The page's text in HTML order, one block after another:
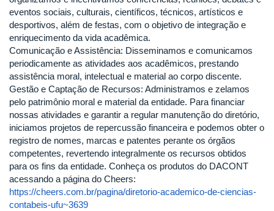
eventos sociais, culturais, científicos, técnicos, artísticos e
desportivos, além de festas, com o objetivo de integração e
enriquecimento da vida acadêmica.
Comunicação e Assistência: Disseminamos e comunicamos
periodicamente as atividades aos acadêmicos, prestando
assistência moral, intelectual e material ao corpo discente.
Gestão e Captação de Recursos: Administramos e zelamos
pelo patrimônio moral e material da entidade. Para financiar
nossas atividades e garantir a regular manutenção do diretório,
iniciamos projetos de repercussão financeira e podemos obter o
registro de nomes, marcas e patentes perante os órgãos
competentes, revertendo integralmente os recursos obtidos
para os fins da entidade. Conheça os produtos do DACONT
acessando a página do Cheers:
https://cheers.com.br/pagina/diretorio-academico-de-ciencias-
contabeis-ufu~3639